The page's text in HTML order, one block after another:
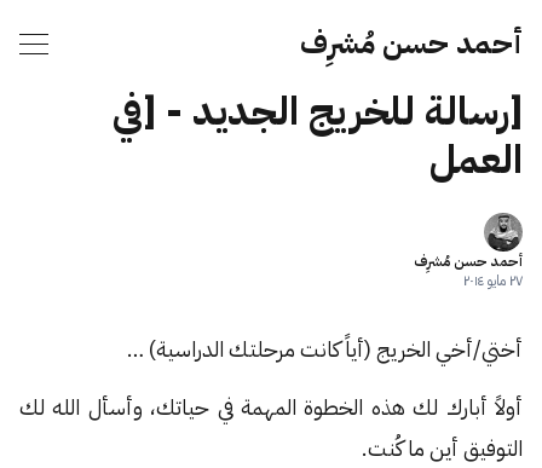
أحمد حسن مُشرِف
[رسالة للخريج الجديد - [في
العمل
أحمد حسن مُشرِف
٢٧ مايو ٢٠١٤
أختي/أخي الخريج (أياً كانت مرحلتك الدراسية) …
أولاً أبارك لك هذه الخطوة المهمة في حياتك، وأسأل الله لك
التوفيق أين ما كُنت.